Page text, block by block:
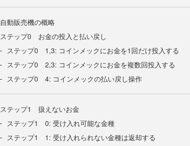
自動販売機の概略
ステップ0 お金の投入と払い戻し
ステップ0 1,3: コインメックにお金を1回だけ投入する
ステップ0 2,3: コインメックにお金を複数回投入する
ステップ0 4: コインメックの払い戻し操作
ステップ1 扱えないお金
ステップ1 0: 受け入れ可能な金種
ステップ1 1: 受け入れられない金種は返却する